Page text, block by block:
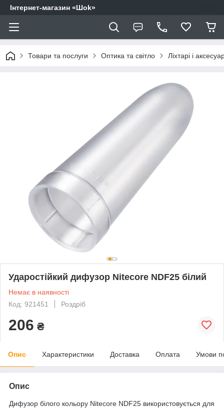
Інтернет-магазин «Шоk»
Товари та послуги Оптика та світло Ліхтарі і
Ударостійкий дифузор Nitecore NDF25 білий
Немає в наявності
Код: 921451
Роздріб
206 ₴
Опис Характеристики Доставка Оплата Умови
Опис
Дифузор білого кольору Nitecore NDF25 використовується для